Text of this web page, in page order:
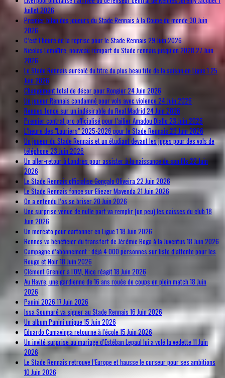
Juillet 2026
Premier bilan des joueurs du Stade Rennais à la Coupe du monde 30 Juin
2026
C’est l’heure de la reprise pour le Stade Rennais 29 Juin 2026
Nicolas Lemaître, nouveau rempart du Stade rennais jusqu’en 2028 27 Juin
2026
Le Stade Rennais auréolé du titre du plus beau tifo de la saison en Ligue 1 25
Juin 2026
Changement total de décor pour Rongier24 Juin 2026
Un joueur Rennais condamné pour vols avec violence 24 Juin 2026
Rennes fonce sur un indésirable du Real Madrid 24 Juin 2026
Premier contrat pro officialisé pour l’ailier Amadou Diallo23 Juin 2026
L’heure des "Lauriers" 2025-2026 pour le Stade Rennais 23 Juin 2026
Un joueur du Stade Rennais et un étudiant devant les juges pour des vols de
téléphone23 Juin 2026
Un aller-retour à Londres pour assister à la naissance de son fils22 Juin
2026
Le Stade Rennais officialise Gonçalo Oliveira22 Juin 2026
Le Stade Rennais fonce sur Eliezer Mayenda21 Juin 2026
On a entendu l’os se briser20 Juin 2026
Une surprise venue de nulle part va remplir (un peu) les caisses du club 18
Juin 2026
Un mercato pour cartonner en Ligue 1 18 Juin 2026
Rennes va bénéficier du transfert de Jérémie Boga à la Juventus 18 Juin 2026
Campagne d’abonnement : déjà 4 000 personnes sur liste d’attente pour les
Rouge et Noir18 Juin 2026
Clément Grenier à l'OM, Nice réagit18 Juin 2026
Au Havre, une gardienne de 16 ans rouée de coups en plein match 18 Juin
2026
Panini 2026 17 Juin 2026
Issa Soumaré va signer au Stade Rennais16 Juin 2026
Un album Panini unique15 Juin 2026
Eduardo Camavinga retourne à l'école15 Juin 2026
Un invité surprise au mariage d’Estéban Lepaul lui a volé la vedette 11 Juin
2026
Le Stade Rennais retrouve l’Europe et hausse le curseur pour ses ambitions
10 Juin 2026